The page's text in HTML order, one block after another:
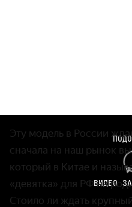
ВИДЕО
Эту модель в России
сначала на наш рынок
который в Китае и
«девятка» для РФ на
Стоило ли ждать